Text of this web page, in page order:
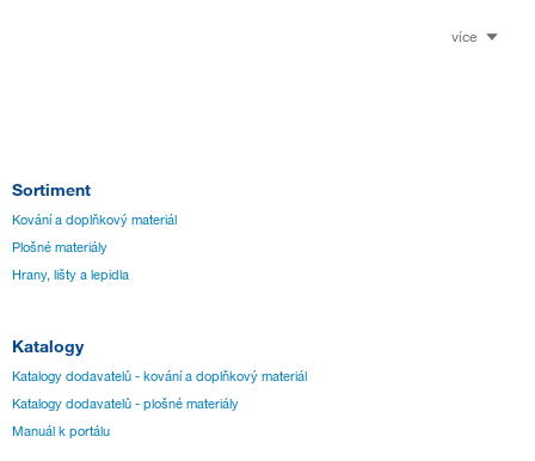
více
Sortiment
Kování a doplňkový materiál
Plošné materiály
Hrany, lišty a lepidla
Katalogy
Katalogy dodavatelů - kování a doplňkový materiál
Katalogy dodavatelů - plošné materiály
Manuál k portálu